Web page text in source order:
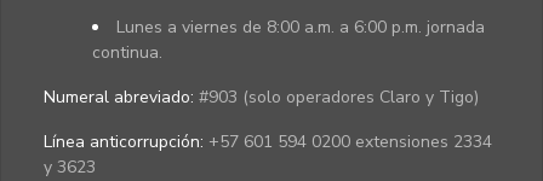
Lunes a viernes de 8:00 a.m. a 6:00 p.m. jornada
continua.
Numeral abreviado: #903 (solo operadores Claro y Tigo)
Línea anticorrupción: +57 601 594 0200 extensiones 2334
y 3623